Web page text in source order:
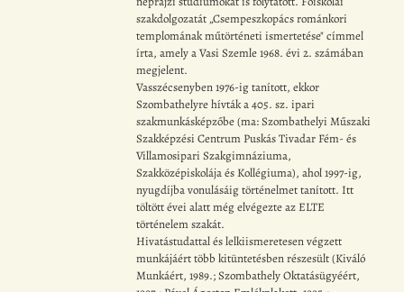
szakdolgozatát „Csempeszkopács románkori
templomának műtörténeti ismertetése" címmel
írta, amely a Vasi Szemle 1968. évi 2. számában
megjelent.
Vasszécsenyben 1976-ig tanított, ekkor
Szombathelyre hívták a 405. sz. ipari
szakmunkásképzőbe (ma: Szombathelyi Műszaki
Szakképzési Centrum Puskás Tivadar Fém- és
Villamosipari Szakgimnáziuma,
Szakközépiskolája és Kollégiuma), ahol 1997-ig,
nyugdíjba vonulásáig történelmet tanított. Itt
töltött évei alatt még elvégezte az ELTE
történelem szakát.
Hivatástudattal és lelkiismeretesen végzett
munkájáért több kitüntetésben részesült (Kiváló
Munkáért, 1989.; Szombathely Oktatásügyéért,